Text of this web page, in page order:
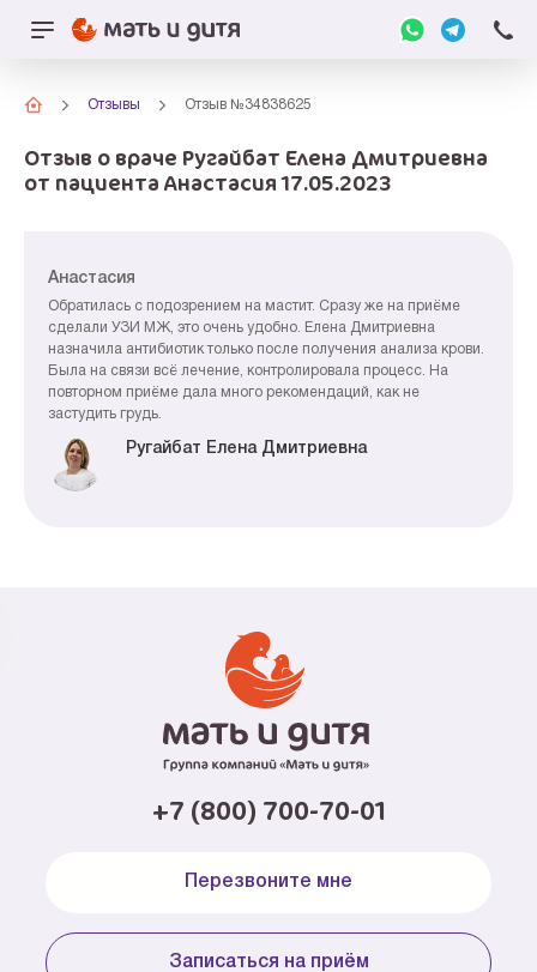
Отзывы Отзыв №34838625
Отзыв о враче Ругайбат Елена Дмитриевна
от пациента Анастасия 17.05.2023
Анастасия
Обратилась с подозрением на мастит. Сразу же на приёме
сделали УЗИ МЖ, это очень удобно. Елена Дмитриевна
назначила антибиотик только после получения анализа крови.
Была на связи всё лечение, контролировала процесс. На
повторном приёме дала много рекомендаций, как не
застудить грудь.
Ругайбат Елена Дмитриевна
+7 (800) 700-70-01
Перезвоните мне
Записаться на приём